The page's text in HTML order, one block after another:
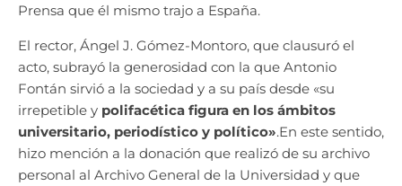
Prensa que él mismo trajo a España.
El rector, Ángel J. Gómez-Montoro, que clausuró el
acto, subrayó la generosidad con la que Antonio
Fontán sirvió a la sociedad y a su país desde «su
irrepetible y polifacética figura en los ámbitos
universitario, periodístico y político».En este sentido,
hizo mención a la donación que realizó de su archivo
personal al Archivo General de la Universidad y que